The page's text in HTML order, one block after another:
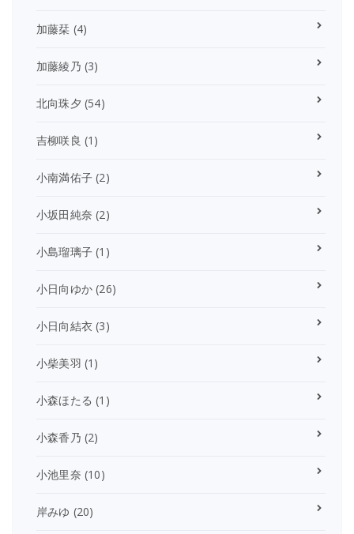
加藤栞 (4)
加藤綾乃 (3)
北向珠夕 (54)
吉柳咲良 (1)
小南満佑子 (2)
小坂田純奈 (2)
小島瑠璃子 (1)
小日向ゆか (26)
小日向結衣 (3)
小柴美羽 (1)
小森ほたる (1)
小森香乃 (2)
小池里奈 (10)
岸みゆ (20)